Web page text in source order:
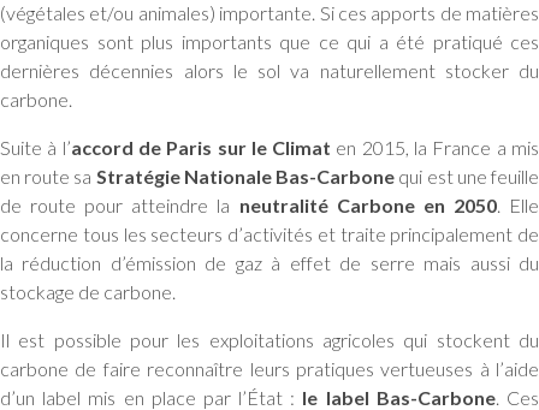
(végétales et/ou animales) importante. Si ces apports de matières
organiques sont plus importants que ce qui a été pratiqué ces
dernières décennies alors le sol va naturellement stocker du
carbone.
Suite à l’accord de Paris sur le Climat en 2015, la France a mis
en route sa Stratégie Nationale Bas-Carbone qui est une feuille
de route pour atteindre la neutralité Carbone en 2050. Elle
concerne tous les secteurs d’activités et traite principalement de
la réduction d’émission de gaz à effet de serre mais aussi du
stockage de carbone.
Il est possible pour les exploitations agricoles qui stockent du
carbone de faire reconnaître leurs pratiques vertueuses à l’aide
d’un label mis en place par l’État : le label Bas-Carbone. Ces